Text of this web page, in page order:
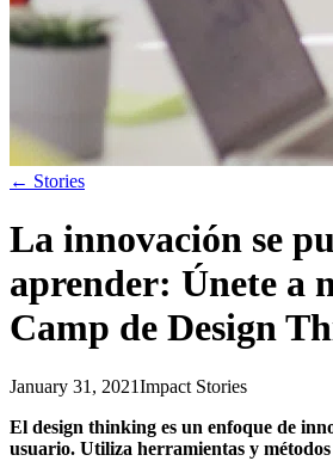
← Stories
La innovación se
aprender: Únete a
Camp de Design
January 31, 2021Impact Stories
El design thinking es un enfoque de
usuario. Utiliza herramientas y